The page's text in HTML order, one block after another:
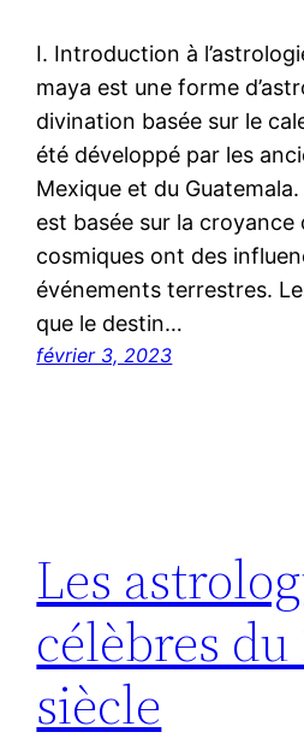
I. Introduction à
maya est une forme
divination basée sur le
été développé par les
Mexique et du Guatemala.
est basée sur la croyance
cosmiques ont des
événements terrestres.
que le destin…
février 3, 2023
Les
célèbres du
siècle